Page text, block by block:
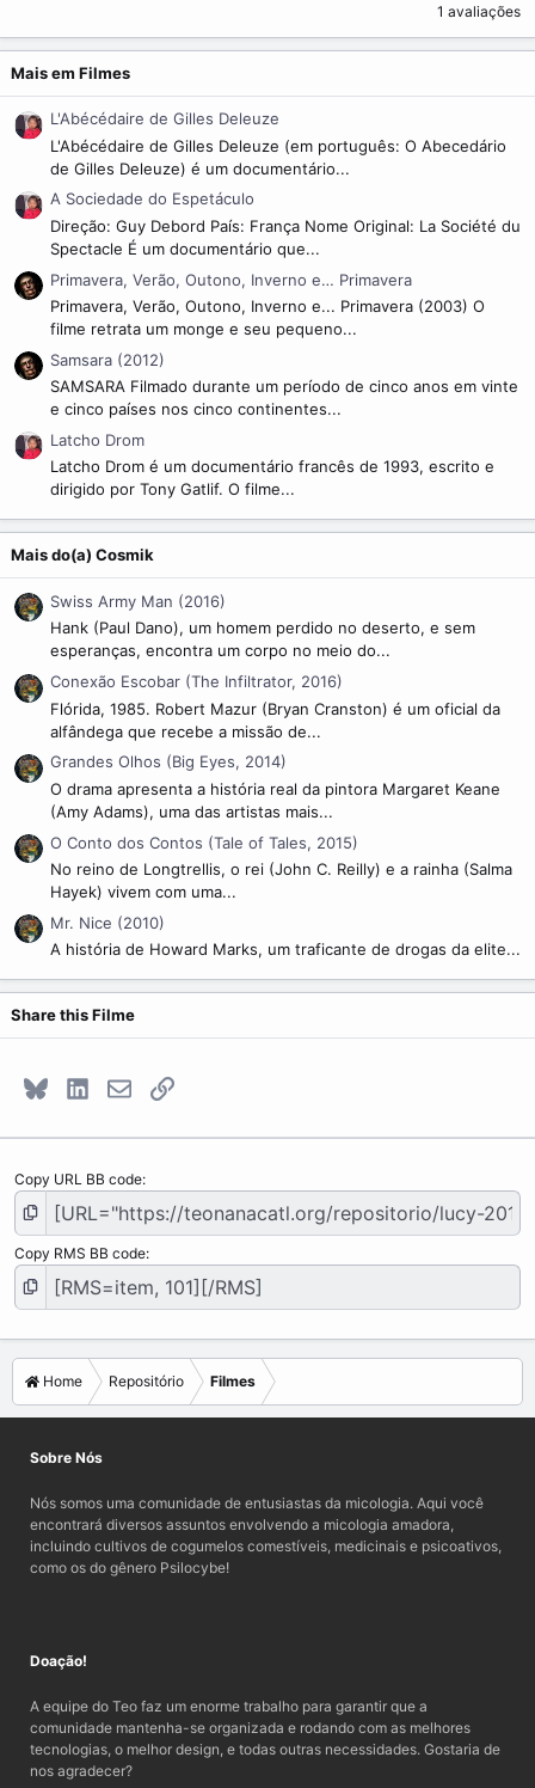
0
0
s
1 avaliações
Mais em Filmes
L'Abécédaire de Gilles Deleuze
L'Abécédaire de Gilles Deleuze (em português: O Abecedário
de Gilles Deleuze) é um documentário...
A Sociedade do Espetáculo
Direção: Guy Debord País: França Nome Original: La Société du
Spectacle É um documentário que...
Primavera, Verão, Outono, Inverno e… Primavera
Primavera, Verão, Outono, Inverno e... Primavera (2003) O
filme retrata um monge e seu pequeno...
Samsara (2012)
SAMSARA Filmado durante um período de cinco anos em vinte
e cinco países nos cinco continentes...
Latcho Drom
Latcho Drom é um documentário francês de 1993, escrito e
dirigido por Tony Gatlif. O filme...
Mais do(a) Cosmik
Swiss Army Man (2016)
Hank (Paul Dano), um homem perdido no deserto, e sem
esperanças, encontra um corpo no meio do...
Conexão Escobar (The Infiltrator, 2016)
Flórida, 1985. Robert Mazur (Bryan Cranston) é um oficial da
alfândega que recebe a missão de...
Grandes Olhos (Big Eyes, 2014)
O drama apresenta a história real da pintora Margaret Keane
(Amy Adams), uma das artistas mais...
O Conto dos Contos (Tale of Tales, 2015)
No reino de Longtrellis, o rei (John C. Reilly) e a rainha (Salma
Hayek) vivem com uma...
Mr. Nice (2010)
A história de Howard Marks, um traficante de drogas da elite...
Share this Filme
BlueskyLinkedInE-mailLink
Copy URL BB code
Copy RMS BB code
Home Repositório Filmes
Sobre Nós
Nós somos uma comunidade de entusiastas da micologia. Aqui você
encontrará diversos assuntos envolvendo a micologia amadora,
incluindo cultivos de cogumelos comestíveis, medicinais e psicoativos,
como os do gênero Psilocybe!
Doação!
A equipe do Teo faz um enorme trabalho para garantir que a
comunidade mantenha-se organizada e rodando com as melhores
tecnologias, o melhor design, e todas outras necessidades. Gostaria de
nos agradecer?